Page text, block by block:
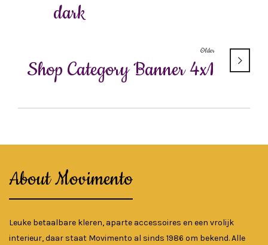
dark
Older
Shop Category Banner 4x1
About Movimento
Leuke betaalbare kleren, aparte accessoires en een vrolijk
interieur, daar staat Movimento al sinds 1986 om bekend. Alle